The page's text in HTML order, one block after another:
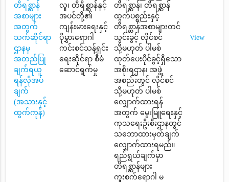
တိရစ္ဆာန်
အစာများ
အတွက်
သက်ဆိုင်ရာ
ဌာနမှ
အတည်ပြု
ချက်ရယူ
ရန်လိုအပ်
ချက်
(အသားနှင့်
ထွက်ကုန်)
လူ၊ တိရိစ္ဆာန်နှင့်
အပင်တို့၏
ကျန်းမားရေးနှင့်
ပိုမွှားရောဂါ
ကင်းစင်သန့်ရှင်း
ရေးဆိုင်ရာ စီမံ
ဆောင်ရွက်မှု
တိရစ္ဆာန်၊ တိရစ္ဆာန်
ထွက်ပစ္စည်းနှင့်
တိရစ္ဆာန်အစာများတင်
သွင်းခွင့် လိုင်စင်
သို့မဟုတ် ပါမစ်
ထုတ်ပေးပိုင်ခွင့်ရှိသော
အစိုးရဌာန၊ အဖွဲ့
အစည်းတွင် လိုင်စင်
သို့မဟုတ် ပါမစ်
လျှောက်ထားရန်
အတွက် မွေးမြူရေးနှင့်
ကုသရေးဦးစီးဌာနတွင်
သဘောထားမှတ်ချက်
လျှောက်ထားရမည်။
ရည်ရွယ်ချက်မှာ
တိရစ္ဆာန်များ
ကူးစက်ရောဂါ မ
View